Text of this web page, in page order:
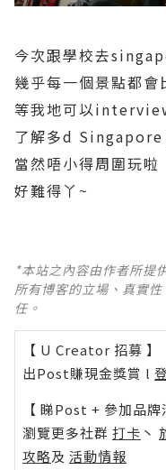
今次跟學校去
幾乎每一個景點都會
等我地可以
了解多d
當然唔小得周圍玩啦
好難得丫~
*本站之內容由作者所提
所有博客的立場、真實
任。
【 U Creator 招募 】
出Post賺現金獎賞 l
【 睇Post + 參加品牌
瀏覽更多社群 打卡 丶
攻略及 活動情報